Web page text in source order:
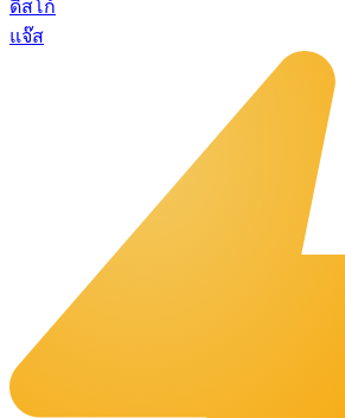
ดิสโก้
แจ๊ส